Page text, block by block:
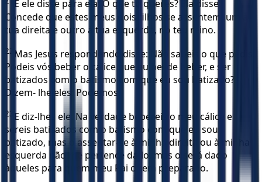
E ele disse para ela: O que tu queres? Ela disse:
Concede que estes meus dois filhos se assentem, um à
tua direita e outro à tua esquerda, no teu reino.
22 Mas Jesus respondendo disse: Não sabeis o que pedis.
Podeis vós beber o cálice que eu hei de beber, e ser
batizados com o batismo com que eu sou batizado?
Dizem- lhe eles: Podemos.
23 E diz-lhes ele: Na verdade bebereis o meu cálice e
sereis batizados com o batismo com que eu sou
batizado, mas o assentar-se à minha direita ou à minha
esquerda não me pertence dá-lo, mas o será dado
àqueles para quem meu Pai o tem preparado.